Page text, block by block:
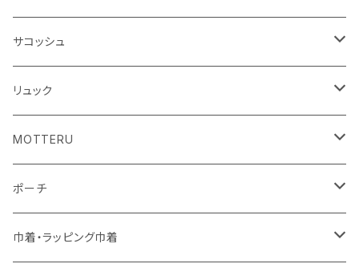
キャンパス
不織布
コットン
ポリエステル
不織布
シーチング
10oz
フェアトレードコットン
コットンリネン
ジュートコットン
再生ファブリック
コットン
オーガニックコットン
コットンリネン
再生ファブリック
5oz
10oz
コットン
シーチング
キャンパス
サコッシュ
オーガニックコットン
フェアトレードコットン
ジュートコットン
再生ファブリック
リュック
コットン
5oz
デニム
ポリエステル
MOTTERU
お買い物バッグ
ボトル
ポーチ
オーガニックコットン
巾着・ラッピング巾着